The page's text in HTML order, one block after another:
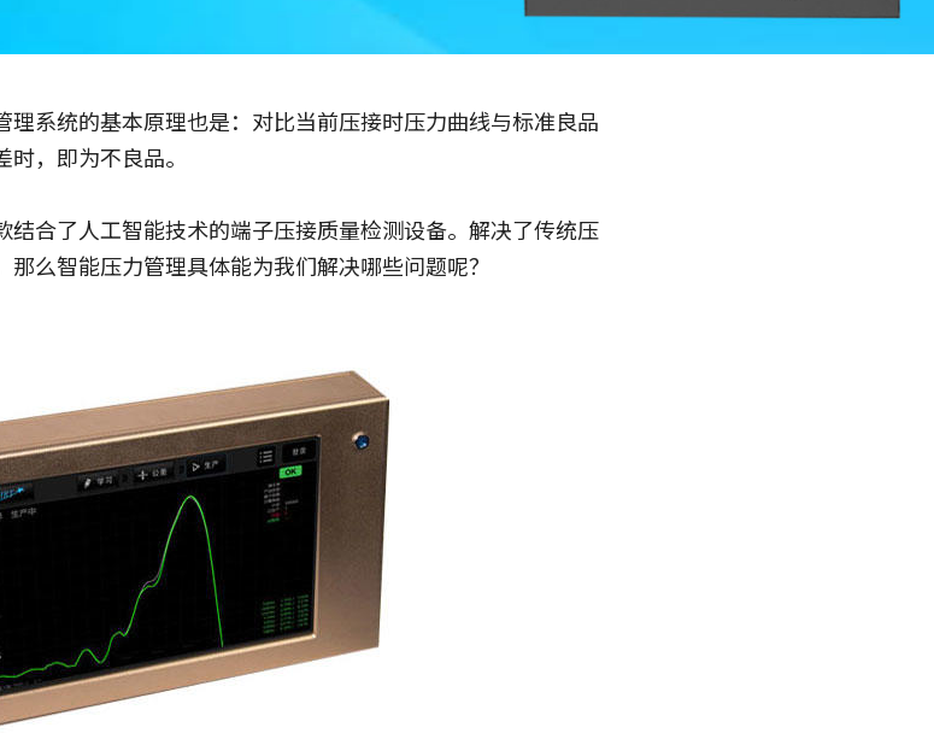
系统的基本原理也是：对比当前压接时压力曲线与标准良品
，即为不良品。
合了人工智能技术的端子压接质量检测设备。解决了传统压
智能压力管理具体能为我们解决哪些问题呢？